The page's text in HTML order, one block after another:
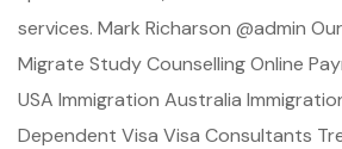
services. Mark Richarson @admin
Migrate Study Counselling Online
USA Immigration Australia
Dependent Visa Visa Consultants